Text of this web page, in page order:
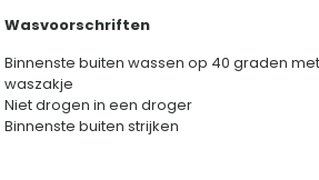
Wasvoorschriften
Binnenste buiten wassen op 40 graden
waszakje
Niet drogen in een droger
Binnenste buiten strijken